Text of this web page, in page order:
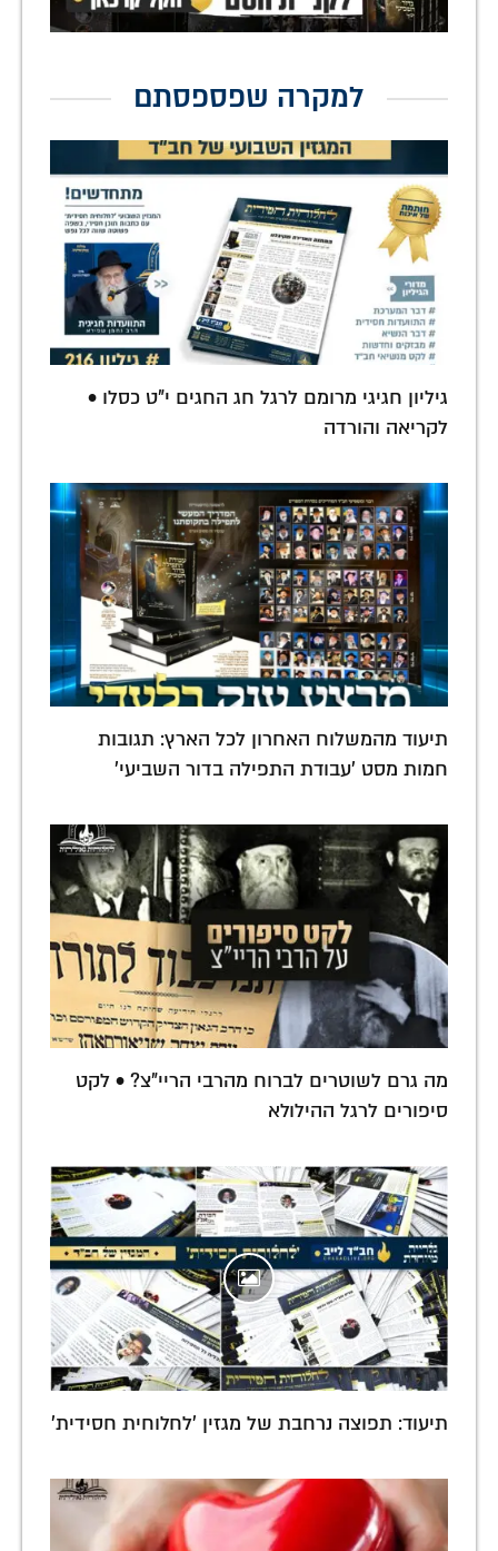
למקרה שפספסתם
גיליון חגיגי מרומם לרגל חג החגים י"ט כסלו •
לקריאה והורדה
תיעוד מהמשלוח האחרון לכל הארץ: תגובות
חמות מסט 'עבודת התפילה בדור השביעי'
מה גרם לשוטרים לברוח מהרבי הריי"צ? • לקט
סיפורים לרגל ההילולא
תיעוד: תפוצה נרחבת של מגזין 'לחלוחית חסידית'